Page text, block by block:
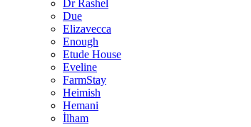
Dr Rashel
Due
Elizavecca
Enough
Etude House
Eveline
FarmStay
Heimish
Hemani
İlham